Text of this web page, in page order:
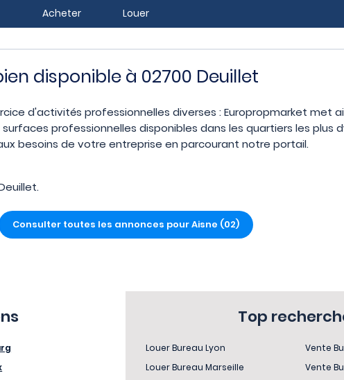
Acheter Louer
disponible à 02700 Deuillet
d'activités professionnelles diverses : Europropmarket met
professionnelles disponibles dans les quartiers les plus
besoins de votre entreprise en parcourant notre portail.
Consulter toutes les annonces pour Aisne (02)
Top
Louer Bureau Lyon
Louer Bureau Marseille
Vente
Vente